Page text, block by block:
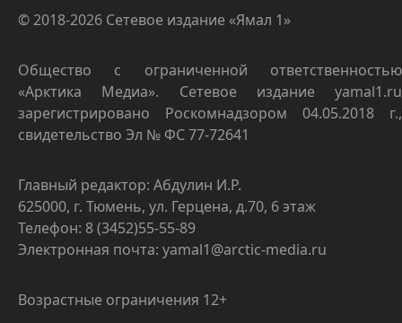
© 2018-2026 Сетевое издание «Ямал 1»
Общество с ограниченной ответственностью
«Арктика Медиа». Сетевое издание yamal1.ru
зарегистрировано Роскомнадзором 04.05.2018 г.,
свидетельство Эл № ФС 77-72641
Главный редактор: Абдулин И.Р.
625000, г. Тюмень, ул. Герцена, д.70, 6 этаж
Телефон: 8 (3452)55-55-89
Электронная почта: yamal1@arctic-media.ru
Возрастные ограничения 12+